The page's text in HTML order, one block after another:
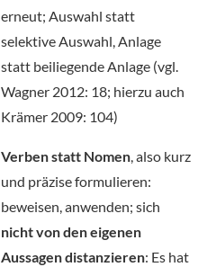
erneut; Auswahl statt
selektive Auswahl, Anlage
statt beiliegende Anlage (vgl.
Wagner 2012: 18; hierzu auch
Krämer 2009: 104)
Verben statt Nomen, also kurz
und präzise formulieren:
beweisen, anwenden; sich
nicht von den eigenen
Aussagen distanzieren: Es hat